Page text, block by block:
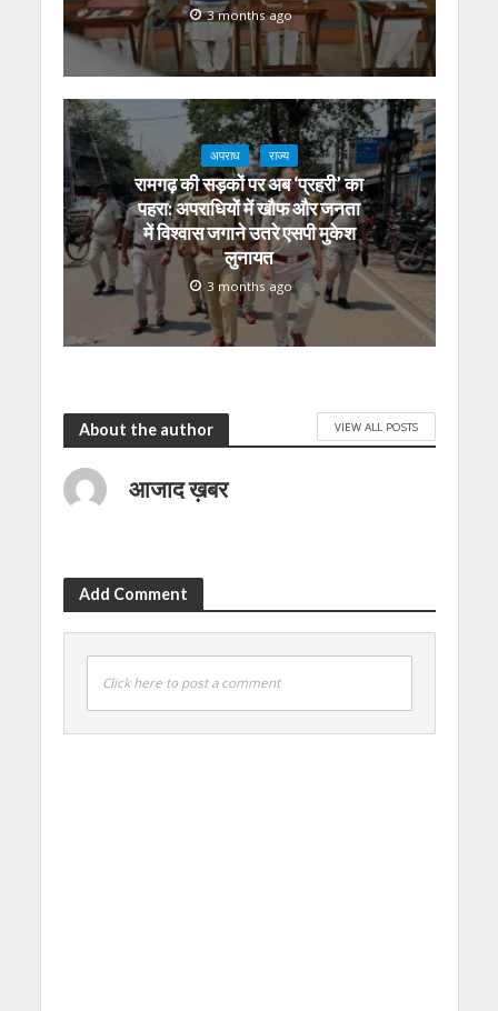
3 months ago
अपराध राज्य
रामगढ़ की सड़कों पर अब ‘प्रहरी’ का
पहरा: अपराधियों में खौफ और जनता
में विश्वास जगाने उतरे एसपी मुकेश
लुनायत
3 months ago
About the author VIEW ALL POSTS
आजाद ख़बर
Add Comment
Click here to post a comment